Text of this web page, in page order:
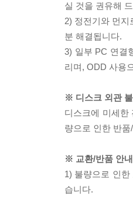
실 것을 권유해
2) 정전기와 먼
분 해결됩니다.
3) 일부 PC 연결
리며, ODD 사용
※ 디스크 외관
디스크에 미세한
량으로 인한 반
※ 교환/반품 안내
1) 불량으로 인
습니다.